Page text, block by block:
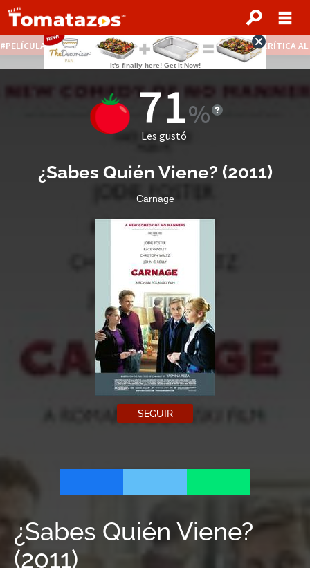
PELÍCULAS STREAMING GRATIS NOTICIAS DESTACADAS CRÍTICA
71
Les gustó
¿Sabes Quién Viene? (2011)
Carnage
SEGUIR
¿Sabes Quién Viene?
(2011)